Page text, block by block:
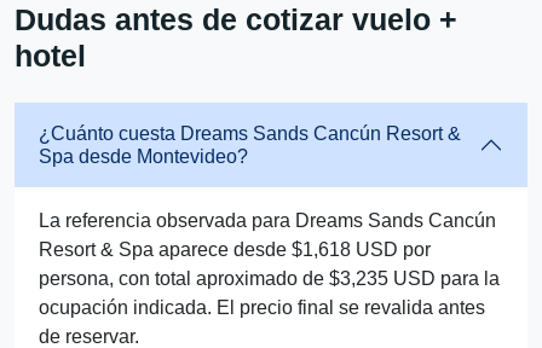
Dudas antes de cotizar vuelo +
hotel
¿Cuánto cuesta Dreams Sands Cancún Resort &
Spa desde Montevideo?
La referencia observada para Dreams Sands Cancún
Resort & Spa aparece desde $1,618 USD por
persona, con total aproximado de $3,235 USD para la
ocupación indicada. El precio final se revalida antes
de reservar.